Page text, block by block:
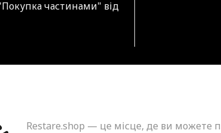
частинами" від
Restare.shop — це місце, де ви можете